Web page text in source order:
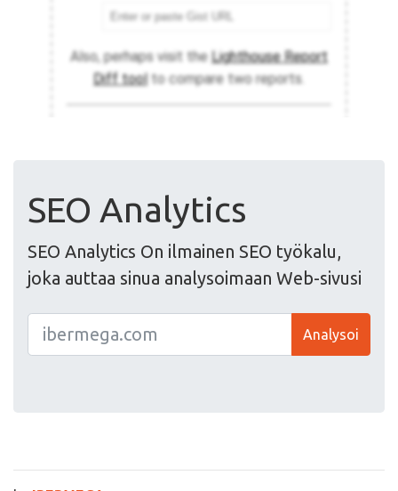
SEO Analytics
SEO Analytics On ilmainen SEO työkalu,
joka auttaa sinua analysoimaan Web-sivusi
Analysoi